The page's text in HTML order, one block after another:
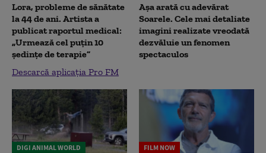
Lora, probleme de sănătate
la 44 de ani. Artista a
publicat raportul medical:
„Urmează cel puțin 10
ședințe de terapie”
Descarcă aplicația Pro FM
Așa arată cu adevărat
Soarele. Cele mai detaliate
imagini realizate vreodată
dezvăluie un fenomen
spectaculos
DIGI ANIMAL WORLD FILM NOW